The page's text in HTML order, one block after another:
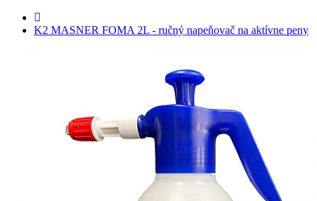
K2 MASNER FOMA 2L - ručný napeňovač na aktívne peny